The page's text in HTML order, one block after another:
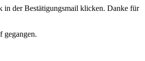
in der Bestätigungsmail klicken. Danke für
gegangen.